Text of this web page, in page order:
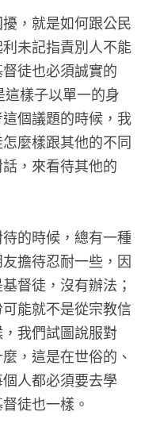
，就是如何跟公民
未記指責別人不能
徒也必須誠實的
樣子以單一的身
個議題的時候，我
麼樣跟其他的不同
，來看待其他的
的時候，總有一種
擔待忍耐一些，因
督徒，沒有辦法；
能就不是從宗教信
我們試圖說服對
，這是在世俗的、
人都必須要去學
徒也一樣。